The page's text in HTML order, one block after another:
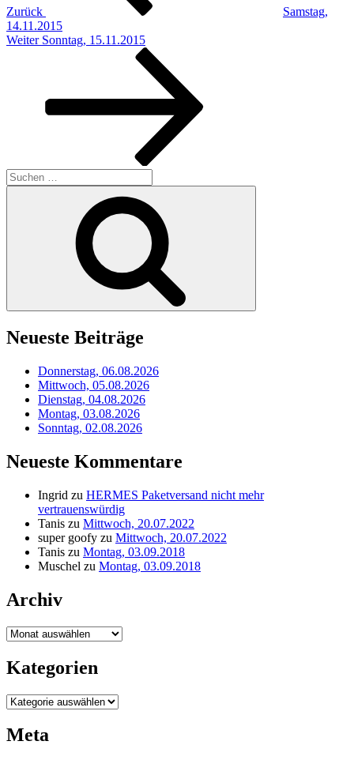
Zurück
Samstag,
14.11.2015
Nächster
Weiter Sonntag, 15.11.2015
Suchen
nach:
Neueste Beiträge
Donnerstag, 06.08.2026
Mittwoch, 05.08.2026
Dienstag, 04.08.2026
Montag, 03.08.2026
Sonntag, 02.08.2026
Neueste Kommentare
Ingrid zu HERMES Paketversand nicht mehr
vertrauenswürdig
Tanis zu Mittwoch, 20.07.2022
super goofy zu Mittwoch, 20.07.2022
Tanis zu Montag, 03.09.2018
Muschel zu Montag, 03.09.2018
Archiv
Archiv
Kategorien
Kategorien
Meta